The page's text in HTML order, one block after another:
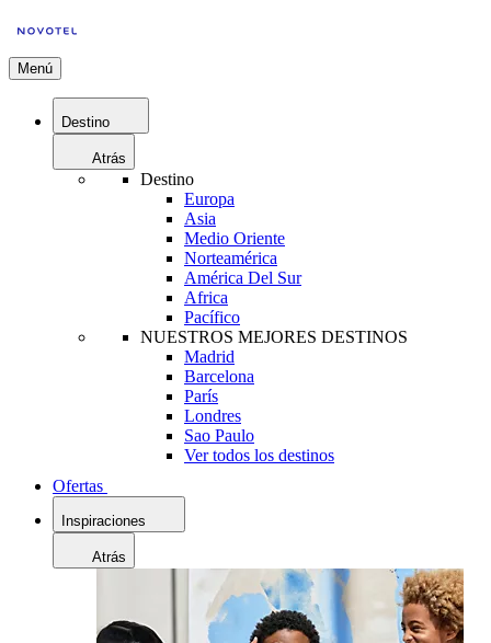
Menú
Destino
Atrás
Destino
Europa
Asia
Medio Oriente
Norteamérica
América Del Sur
Africa
Pacífico
NUESTROS MEJORES DESTINOS
Madrid
Barcelona
París
Londres
Sao Paulo
Ver todos los destinos
Ofertas
Inspiraciones
Atrás